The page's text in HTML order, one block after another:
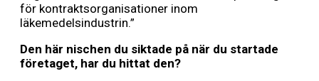
för kontraktsorganisationer inom
läkemedelsindustrin.”
Den här nischen du siktade på när du startade
företaget, har du hittat den?